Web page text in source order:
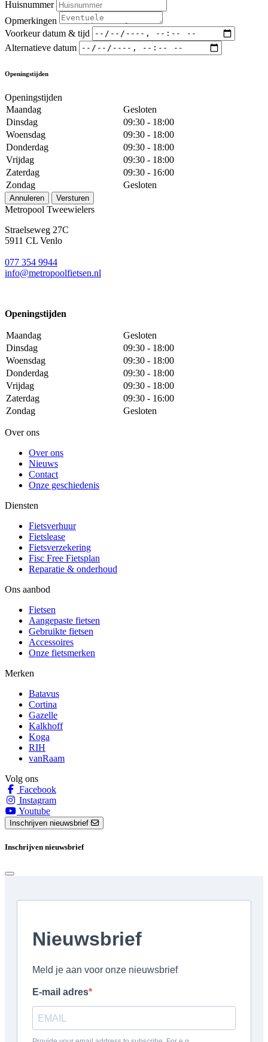
Huisnummer
Opmerkingen
Voorkeur datum & tijd
Alternatieve datum
Openingstijden
Openingstijden
Maandag
Gesloten
Dinsdag
09:30 - 18:00
Woensdag
09:30 - 18:00
Donderdag
09:30 - 18:00
Vrijdag
09:30 - 18:00
Zaterdag
09:30 - 16:00
Zondag
Gesloten
Annuleren Versturen
Metropool Tweewielers
Straelseweg 27C
5911 CL Venlo
077 354 9944
info@metropoolfietsen.nl
Openingstijden
Maandag
Gesloten
Dinsdag
09:30 - 18:00
Woensdag
09:30 - 18:00
Donderdag
09:30 - 18:00
Vrijdag
09:30 - 18:00
Zaterdag
09:30 - 16:00
Zondag
Gesloten
Over ons
Over ons
Nieuws
Contact
Onze geschiedenis
Diensten
Fietsverhuur
Fietslease
Fietsverzekering
Fisc Free Fietsplan
Reparatie & onderhoud
Ons aanbod
Fietsen
Aangepaste fietsen
Gebruikte fietsen
Accessoires
Onze fietsmerken
Merken
Batavus
Cortina
Gazelle
Kalkhoff
Koga
RIH
vanRaam
Volg ons
Facebook
Instagram
Youtube
Inschrijven nieuwsbrief
Inschrijven nieuwsbrief